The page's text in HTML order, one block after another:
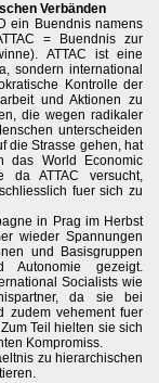
Verbänden
ein Buendnis namens
= Buendnis zur
ATTAC ist eine
sondern international
Kontrolle der
und Aktionen zu
die wegen radikaler
unterscheiden
die Strasse gehen, hat
das World Economic
da ATTAC versucht,
fuer sich zu
in Prag im Herbst
wieder Spannungen
und Basisgruppen
gezeigt.
Socialists wie
da sie bei
zudem vehement fuer
Teil hielten sie sich
Kompromiss.
zu hierarchischen